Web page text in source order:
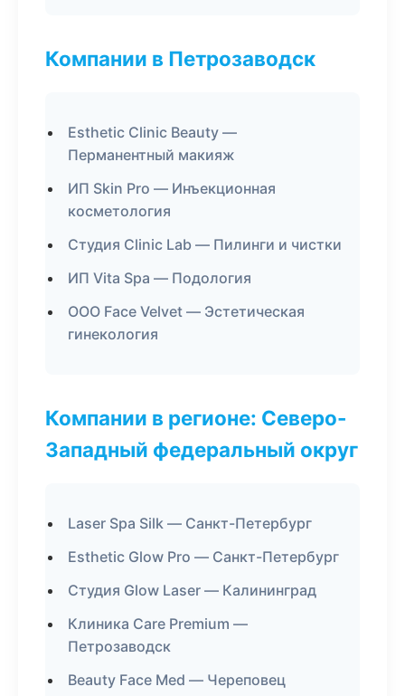
Компании в Петрозаводск
Esthetic Clinic Beauty —
Перманентный макияж
ИП Skin Pro — Инъекционная
косметология
Студия Clinic Lab — Пилинги и чистки
ИП Vita Spa — Подология
ООО Face Velvet — Эстетическая
гинекология
Компании в регионе: Северо-
Западный федеральный округ
Laser Spa Silk — Санкт-Петербург
Esthetic Glow Pro — Санкт-Петербург
Студия Glow Laser — Калининград
Клиника Care Premium —
Петрозаводск
Beauty Face Med — Череповец